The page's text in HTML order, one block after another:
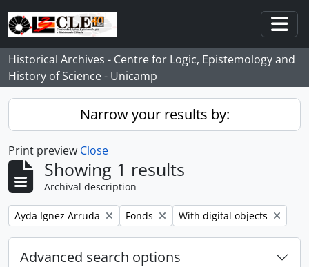
Skip to main content
Historical Archives - Centre for Logic, Epistemology and
History of Science - Unicamp
Narrow your results by:
Print preview Close
Showing 1 results
Archival description
Remove filter:
Ayda Ignez Arruda Remove filter:
Fonds Remove filter:
With digital objects
Advanced search options